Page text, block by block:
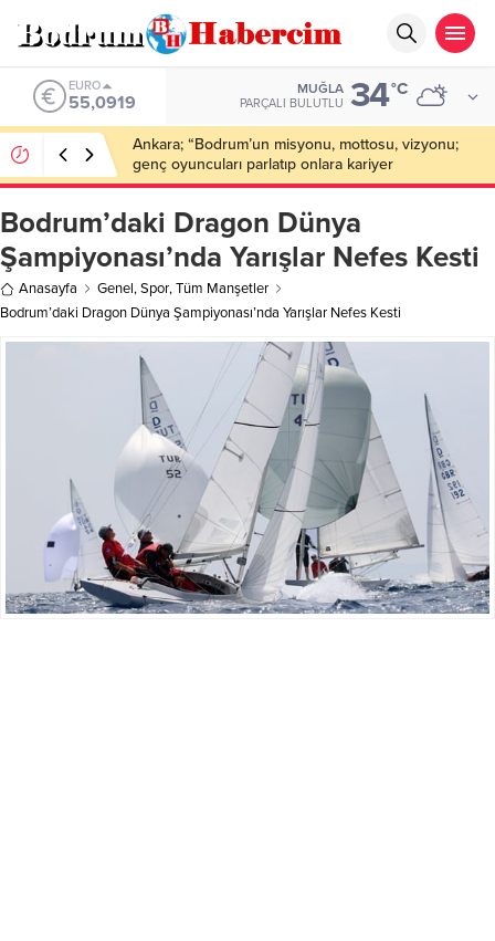
ALTIN
6.525,81
MUĞLA
PARÇALI BULUTLU 34°C
Bodrum’da Drone Destekli Uyuşturucu
Operasyonu: 2 Tutuklama
Bodrum’daki Dragon Dünya
Şampiyonası’nda Yarışlar Nefes Kesti
Anasayfa Genel,Spor,Tüm Manşetler
Bodrum’daki Dragon Dünya Şampiyonası’nda Yarışlar Nefes Kesti